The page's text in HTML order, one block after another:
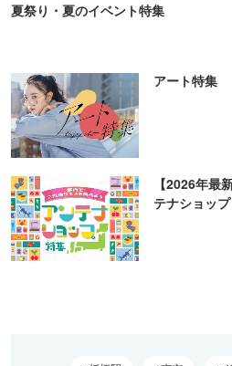
夏祭り・夏のイベント特集
アート特集
【2026年最
テナショップ